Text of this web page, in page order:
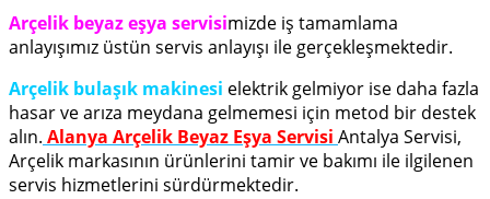
Arçelik beyaz eşya servisimizde iş tamamlama
anlayışımız üstün servis anlayışı ile gerçekleşmektedir.
Arçelik bulaşık makinesi elektrik gelmiyor ise daha fazla
hasar ve arıza meydana gelmemesi için metod bir destek
alın. Alanya Arçelik Beyaz Eşya Servisi Antalya Servisi,
Arçelik markasının ürünlerini tamir ve bakımı ile ilgilenen
servis hizmetlerini sürdürmektedir.